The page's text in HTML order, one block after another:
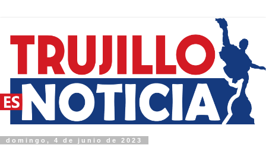
domingo, 4 de junio de 2023